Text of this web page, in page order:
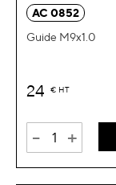
AC 0852
Guide M9x1.0
24 € HT
- +